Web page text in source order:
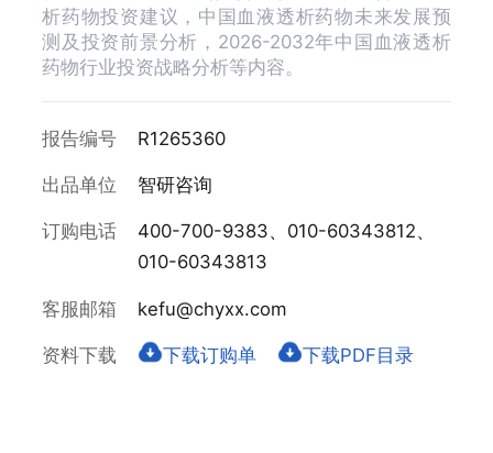
析药物投资建议，中国血液透析药物未来发展预
测及投资前景分析，2026-2032年中国血液透析
药物行业投资战略分析等内容。
报告编号 R1265360
出品单位 智研咨询
订购电话
400-700-9383、010-60343812、
010-60343813
客服邮箱 kefu@chyxx.com
资料下载 下载订购单 下载PDF目录